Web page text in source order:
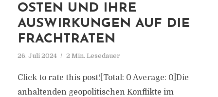
OSTEN UND IHRE
AUSWIRKUNGEN AUF DIE
FRACHTRATEN
26. Juli 2024 2 Min. Lesedauer
Click to rate this post![Total: 0 Average: 0]Die
anhaltenden geopolitischen Konflikte im